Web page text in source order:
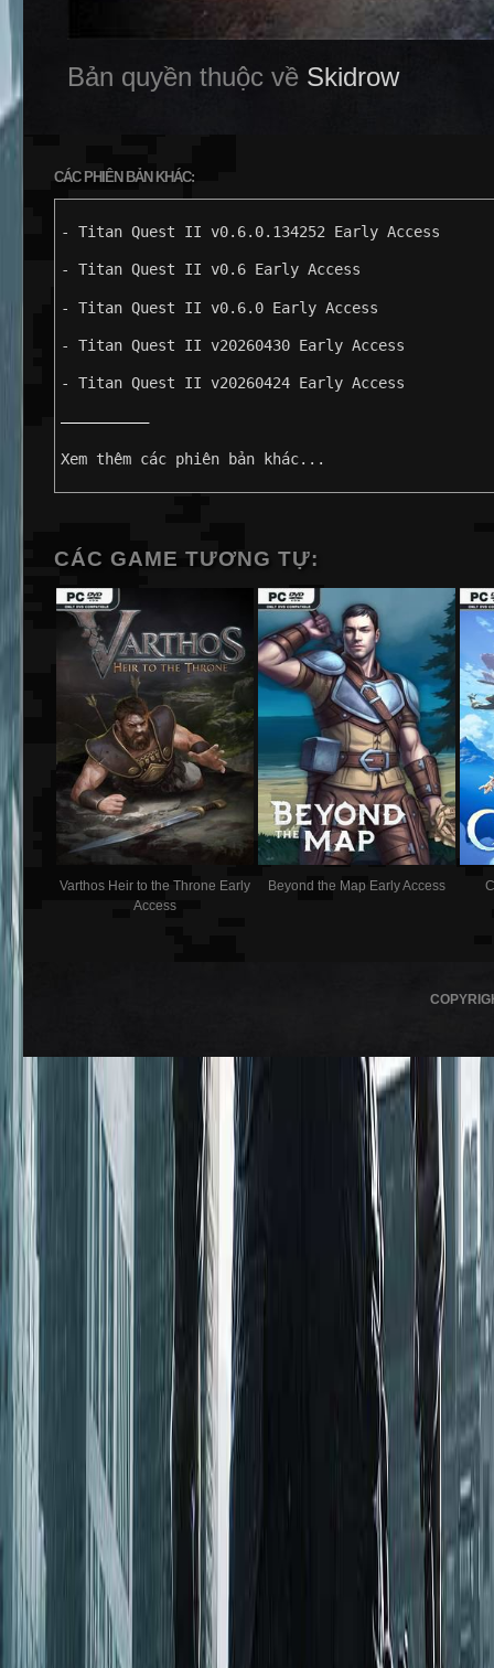
Bản quyền thuộc về Skidrow
CÁC PHIÊN BẢN KHÁC:
- Titan Quest II v0.6.0.134252 Early Access
- Titan Quest II v0.6 Early Access
- Titan Quest II v0.6.0 Early Access
- Titan Quest II v20260430 Early Access
- Titan Quest II v20260424 Early Access
——————————
Xem thêm các phiên bản khác...
CÁC GAME TƯƠNG TỰ:
Varthos Heir to the Throne Early
Access
Beyond the Map Early Access